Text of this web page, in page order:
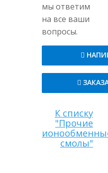
мы ответим
на все ваши
вопросы.
К списку
"Прочие
смолы"